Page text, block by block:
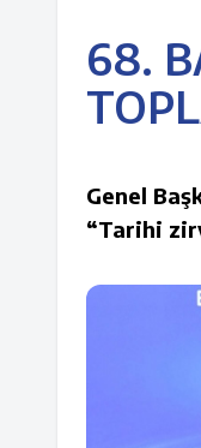
68.
Genel
“Tarihi